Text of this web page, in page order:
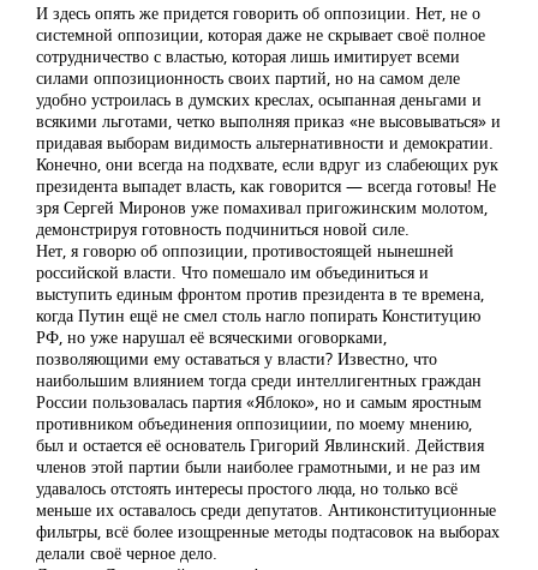
И здесь опять же придется говорить об оппозиции. Нет, не о
системной оппозиции, которая даже не скрывает своё полное
сотрудничество с властью, которая лишь имитирует всеми
силами оппозиционность своих партий, но на самом деле
удобно устроилась в думских креслах, осыпанная деньгами и
всякими льготами, четко выполняя приказ «не высовываться» и
придавая выборам видимость альтернативности и демократии.
Конечно, они всегда на подхвате, если вдруг из слабеющих рук
президента выпадет власть, как говорится — всегда готовы! Не
зря Сергей Миронов уже помахивал пригожинским молотом,
демонстрируя готовность подчиниться новой силе.
Нет, я говорю об оппозиции, противостоящей нынешней
российской власти. Что помешало им объединиться и
выступить единым фронтом против президента в те времена,
когда Путин ещё не смел столь нагло попирать Конституцию
РФ, но уже нарушал её всяческими оговорками,
позволяющими ему оставаться у власти? Известно, что
наибольшим влиянием тогда среди интеллигентных граждан
России пользовалась партия «Яблоко», но и самым яростным
противником объединения оппозициии, по моему мнению,
был и остается её основатель Григорий Явлинский. Действия
членов этой партии были наиболее грамотными, и не раз им
удавалось отстоять интересы простого люда, но только всё
меньше их оставалось среди депутатов. Антиконституционные
фильтры, всё более изощренные методы подтасовок на выборах
делали своё черное дело.